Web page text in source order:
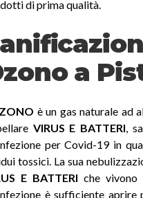
di prima qualità.
a
è un gas naturale ad
VIRUS E BATTERI,
per Covid-19 in
tossici. La sua
E BATTERI che vivono
è sufficiente